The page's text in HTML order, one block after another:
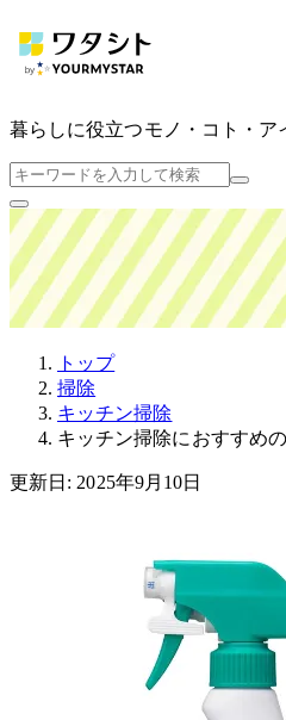
暮らしに役立つモノ・コト・ア
トップ
掃除
キッチン掃除
キッチン掃除におすすめ
更新日: 2025年9月10日